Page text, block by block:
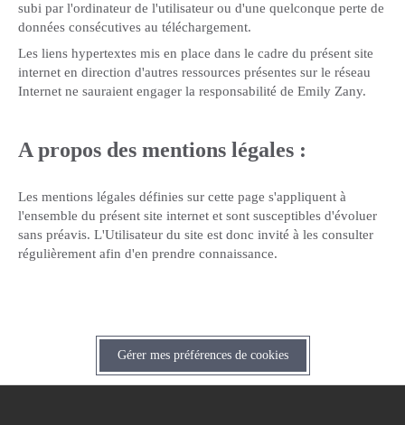
subi par l'ordinateur de l'utilisateur ou d'une quelconque perte de
données consécutives au téléchargement.
Les liens hypertextes mis en place dans le cadre du présent site
internet en direction d'autres ressources présentes sur le réseau
Internet ne sauraient engager la responsabilité de Emily Zany.
A propos des mentions légales :
Les mentions légales définies sur cette page s'appliquent à
l'ensemble du présent site internet et sont susceptibles d'évoluer
sans préavis. L'Utilisateur du site est donc invité à les consulter
régulièrement afin d'en prendre connaissance.
Gérer mes préférences de cookies